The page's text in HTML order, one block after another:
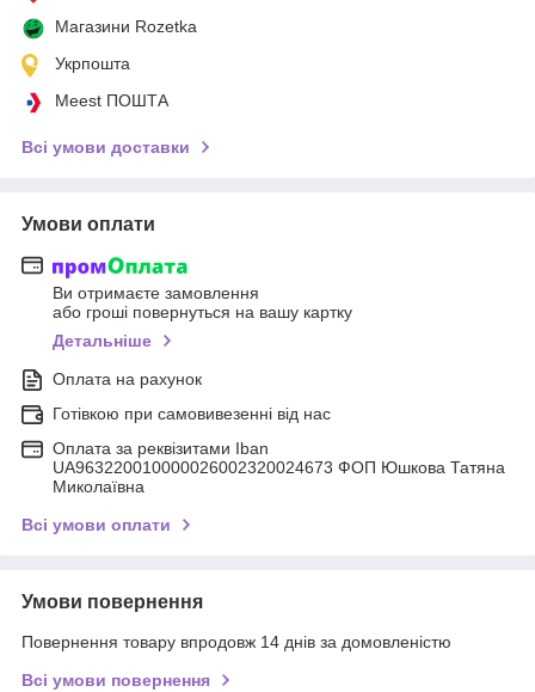
Магазини Rozetka
Укрпошта
Meest ПОШТА
Всі умови доставки
Умови оплати
Ви отримаєте замовлення
або гроші повернуться на вашу картку
Детальніше
Оплата на рахунок
Готівкою при самовивезенні від нас
Оплата за реквізитами Iban
UA963220010000026002320024673 ФОП Юшкова Татяна
Миколаївна
Всі умови оплати
Умови повернення
Повернення товару впродовж 14 днів за домовленістю
Всі умови повернення